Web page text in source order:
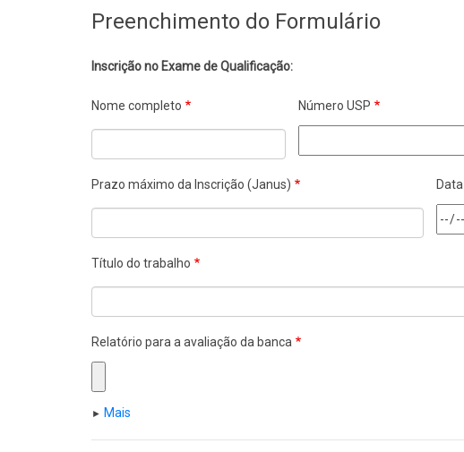
Preenchimento do Formulário
Inscrição no Exame de Qualificação:
Nome completo Número USP
Prazo máximo da Inscrição (Janus)
Título do trabalho
Relatório para a avaliação da banca
Mais